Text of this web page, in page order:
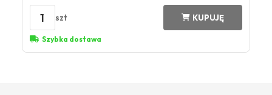
1 szt KUPUJĘ
Szybka dostawa